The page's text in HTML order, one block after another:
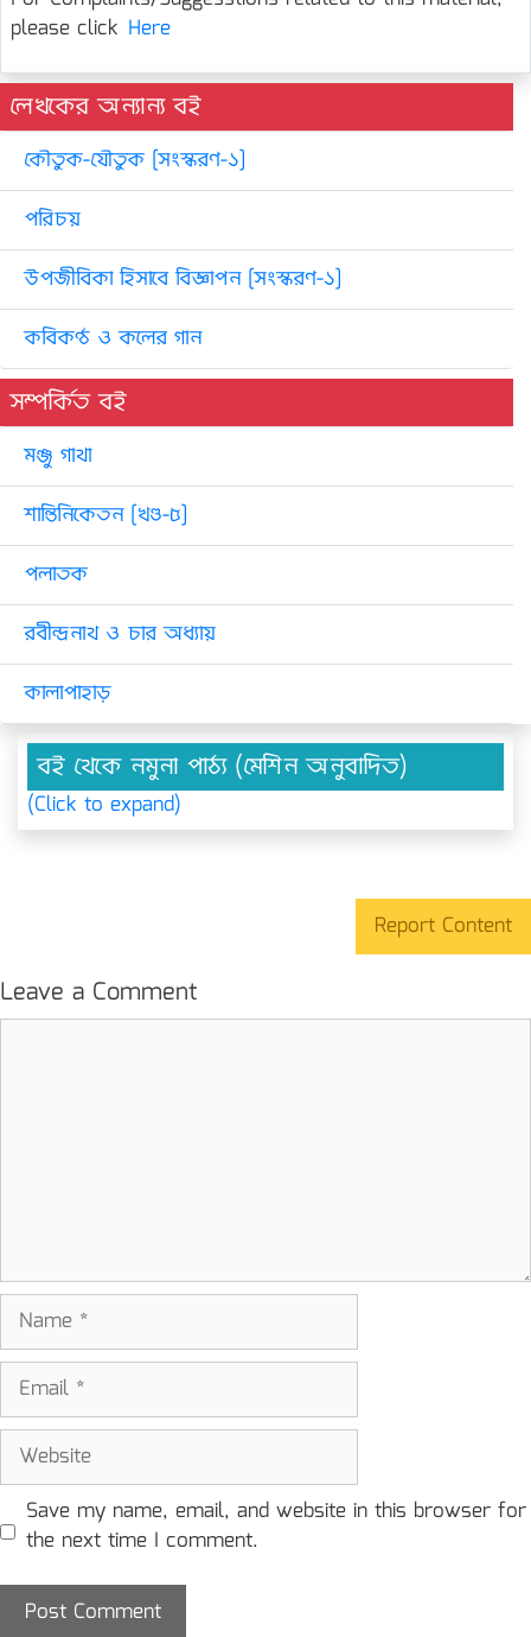
please click Here
লেখকের অন্যান্য বই
কৌতুক-যৌতুক [সংস্করণ-১]
পরিচয়
উপজীবিকা হিসাবে বিজ্ঞাপন [সংস্করণ-১]
কবিকণ্ঠ ও কলের গান
সম্পর্কিত বই
মঞ্জু গাথা
শান্তিনিকেতন [খণ্ড-৫]
পলাতক
রবীন্দ্রনাথ ও চার অধ্যায়
কালাপাহাড়
বই থেকে নমুনা পাঠ্য (মেশিন অনুবাদিত)
(Click to expand)
Report Content
Leave a Comment
Name
Email
Website
Save my name, email, and website in this browser for
the next time I comment.